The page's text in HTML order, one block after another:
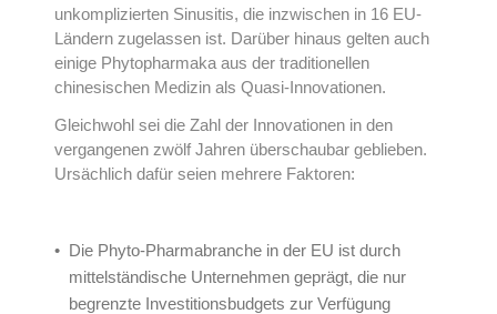
unkomplizierten Sinusitis, die inzwischen in 16 EU-
Ländern zugelassen ist. Darüber hinaus gelten auch
einige Phytopharmaka aus der traditionellen
chinesischen Medizin als Quasi-Innovationen.
Gleichwohl sei die Zahl der Innovationen in den
vergangenen zwölf Jahren überschaubar geblieben.
Ursächlich dafür seien mehrere Faktoren:
Die Phyto-Pharmabranche in der EU ist durch
mittelständische Unternehmen geprägt, die nur
begrenzte Investitionsbudgets zur Verfügung